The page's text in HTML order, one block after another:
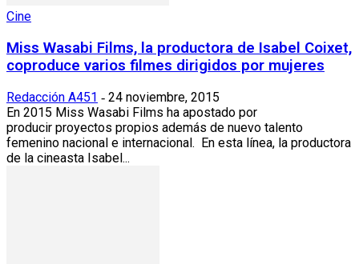
Cine
Miss Wasabi Films, la productora de Isabel Coixet,
coproduce varios filmes dirigidos por mujeres
Redacción A451 - 24 noviembre, 2015
En 2015 Miss Wasabi Films ha apostado por
producir proyectos propios además de nuevo talento
femenino nacional e internacional. En esta línea, la productora
de la cineasta Isabel...